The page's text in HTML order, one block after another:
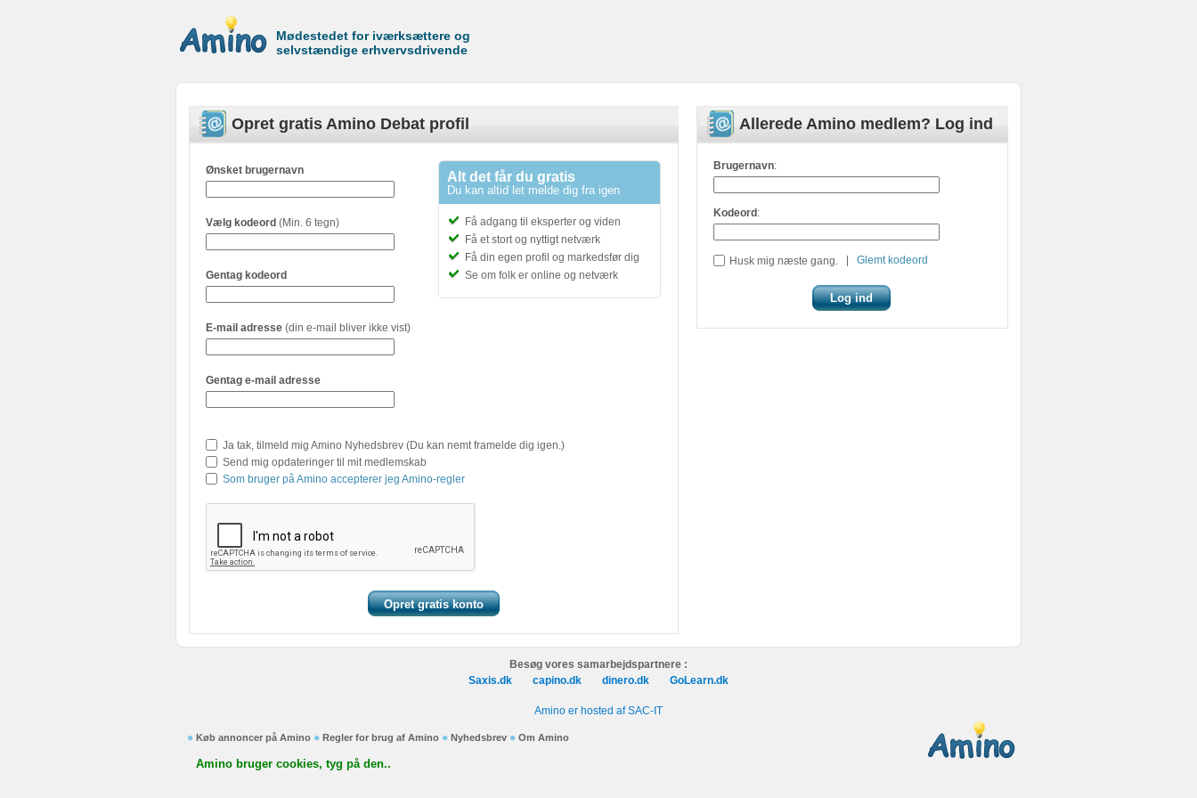
Mødestedet for iværksættere og
selvstændige erhvervsdrivende
Allerede Amino medlem? Log ind
Brugernavn:
Kodeord :
Husk mig næste gang. Glemt kodeord
Opret gratis Amino Debat profil
Alt det får du gratis
Du kan altid let melde dig fra igen
Få adgang til eksperter og viden
Få et stort og nyttigt netværk
Få din egen profil og markedsfør dig
Se om folk er online og netværk
Ønsket brugernavn
Vælg kodeord (Min. 6 tegn)
Gentag kodeord
E-mail adresse (din e-mail bliver ikke vist)
Gentag e-mail adresse
Ja tak, tilmeld mig Amino Nyhedsbrev (Du kan nemt framelde dig igen.)
Send mig opdateringer til mit medlemskab
Som bruger på Amino accepterer jeg Amino-regler
Besøg vores samarbejdspartnere :
Saxis.dk
capino.dk dinero.dk GoLearn.dk
Amino er hosted af SAC-IT
Køb annoncer på Amino Regler for brug af Amino Nyhedsbrev Om Amino
Amino bruger cookies, tyg på den..